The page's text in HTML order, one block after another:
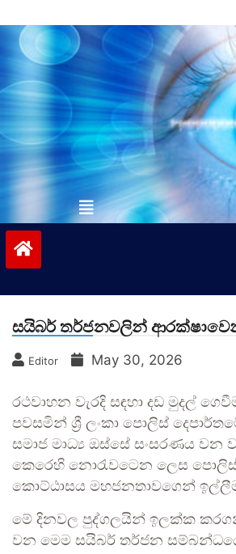
to
contentvinivida.lk
සයිබර් තර්ජනවලින්
Editor May 30, 2026
රථවාහන වැරදි සඳහා දඩ මුදල්
පවසමින් ශ්‍රී ලංකා පොලිස්
සමාජ මාධ්‍ය ඔස්සේ සංසරණය වන
කෙරෙහි නොරැවටෙන ලෙස පොලිස්
කොට්ඨාසය මහජනතාවගෙන්
මේ දිනවල පුද්ගලයින් ඉලක්ක
වන මෙම සයිබර් තර්ජන